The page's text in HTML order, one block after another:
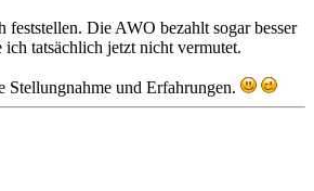
feststellen. Die AWO bezahlt sogar besser
tatsächlich jetzt nicht vermutet.
Stellungnahme und Erfahrungen.